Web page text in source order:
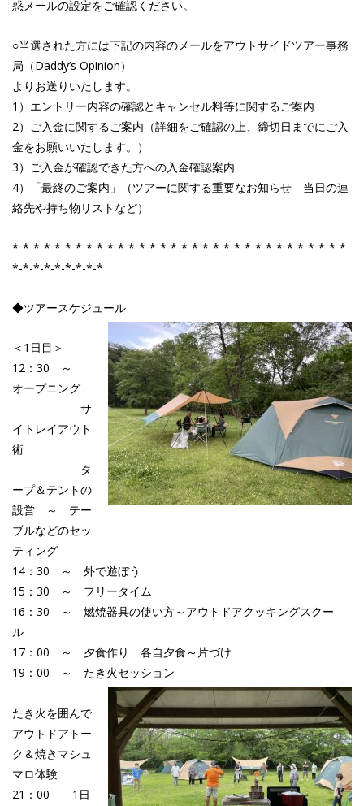
惑メールの設定をご確認ください。
○当選された方には下記の内容のメールをアウトサイドツアー事務
局（Daddy’s Opinion）
よりお送りいたします。
1）エントリー内容の確認とキャンセル料等に関するご案内
2）ご入金に関するご案内（詳細をご確認の上、締切日までにご入
金をお願いいたします。）
3）ご入金が確認できた方への入金確認案内
4）「最終のご案内」（ツアーに関する重要なお知らせ 当日の連
絡先や持ち物リストなど）
*-*-*-*-*-*-*-*-*-*-*-*-*-*-*-*-*-*-*-*-*-*-*-*-*-*-*-*-*-*-*-*-
*-*-*-*-*-*-*-*-*
◆ツアースケジュール
＜1日目＞
12：30 ～
オープニング
サ
イトレイアウト
術
タ
ープ＆テントの
設営 ～ テー
ブルなどのセッ
ティング
14：30 ～ 外で遊ぼう
15：30 ～ フリータイム
16：30 ～ 燃焼器具の使い方～アウトドアクッキングスクー
ル
17：00 ～ 夕食作り 各自夕食～片づけ
19：00 ～ たき火セッション
たき火を囲んで
アウトドアトー
ク＆焼きマシュ
マロ体験
21：00 1日